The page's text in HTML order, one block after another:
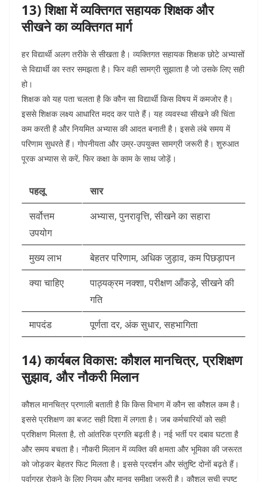
13) शिक्षा में व्यक्तिगत सहायक शिक्षक और
सीखने का व्यक्तिगत मार्ग
हर विद्यार्थी अलग तरीके से सीखता है। व्यक्तिगत सहायक शिक्षक छोटे अभ्यासों
से विद्यार्थी का स्तर समझता है। फिर वही सामग्री सुझाता है जो उसके लिए सही
हो।
शिक्षक को यह पता चलता है कि कौन सा विद्यार्थी किस विषय में कमजोर है।
इससे शिक्षक लक्ष्य आधारित मदद कर पाते हैं। यह व्यवस्था सीखने की चिंता
कम करती है और नियमित अभ्यास की आदत बनाती है। इससे लंबे समय में
परिणाम सुधरते हैं। गोपनीयता और उम्र-उपयुक्त सामग्री जरूरी है। शुरुआत
पूरक अभ्यास से करें, फिर कक्षा के काम के साथ जोड़ें।
पहलू
सार
सर्वोत्तम
उपयोग
अभ्यास, पुनरावृत्ति, सीखने का सहारा
मुख्य लाभ
बेहतर परिणाम, अधिक जुड़ाव, कम पिछड़ापन
क्या चाहिए
पाठ्यक्रम नक्शा, परीक्षण आँकड़े, सीखने की
गति
मापदंड
पूर्णता दर, अंक सुधार, सहभागिता
14) कार्यबल विकास: कौशल मानचित्र, प्रशिक्षण
सुझाव, और नौकरी मिलान
कौशल मानचित्र प्रणाली बताती है कि किस विभाग में कौन सा कौशल कम है।
इससे प्रशिक्षण का बजट सही दिशा में लगता है। जब कर्मचारियों को सही
प्रशिक्षण मिलता है, तो आंतरिक प्रगति बढ़ती है। नई भर्ती पर दबाव घटता है
और समय बचता है। नौकरी मिलान में व्यक्ति की क्षमता और भूमिका की जरूरत
को जोड़कर बेहतर फिट मिलता है। इससे प्रदर्शन और संतुष्टि दोनों बढ़ते हैं।
पूर्वाग्रह रोकने के लिए नियम और मानव समीक्षा जरूरी है। कौशल सूची स्पष्ट